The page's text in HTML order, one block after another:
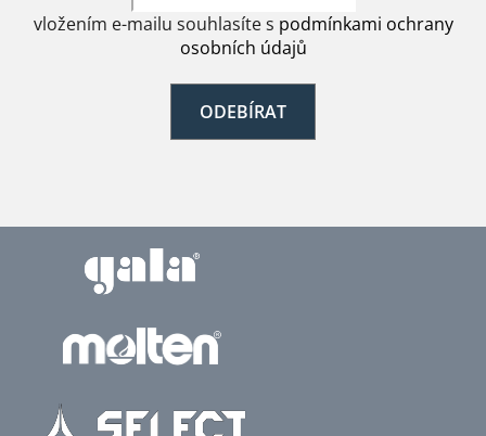
vložením e-mailu souhlasíte s podmínkami ochrany
osobních údajů
ODEBÍRAT